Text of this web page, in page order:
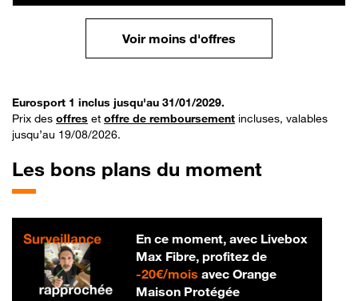
Voir moins d'offres
Eurosport 1 inclus jusqu'au 31/01/2029.
Prix des offres et offre de remboursement incluses, valables
jusqu’au 19/08/2026.
Les bons plans du moment
En ce moment, avec Livebox
Max Fibre, profitez de
-20€/mois20 € par mois
avec Orange
Maison Protégée